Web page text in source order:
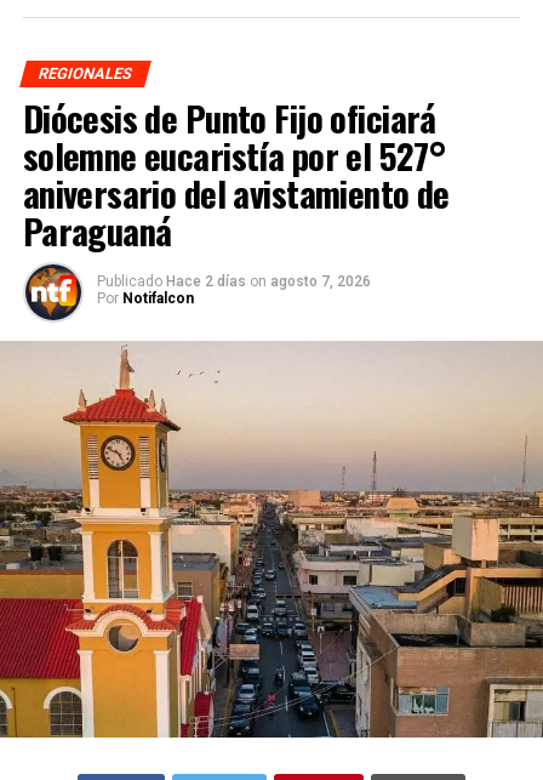
REGIONALES
Diócesis de Punto Fijo oficiará
solemne eucaristía por el 527°
aniversario del avistamiento de
Paraguaná
Publicado Hace 2 días on agosto 7, 2026
Por Notifalcon